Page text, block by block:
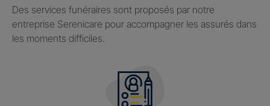
Des services funéraires sont proposés par notre
entreprise Serenicare pour accompagner les assurés dans
les moments difficiles.